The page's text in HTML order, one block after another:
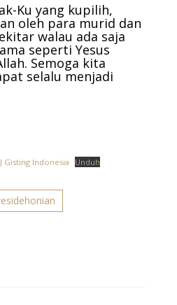
Ku yang kupilih,
oleh para murid dan
walau ada saja
seperti Yesus
Semoga kita
selalu menjadi
Gisting Indonesia Unduh